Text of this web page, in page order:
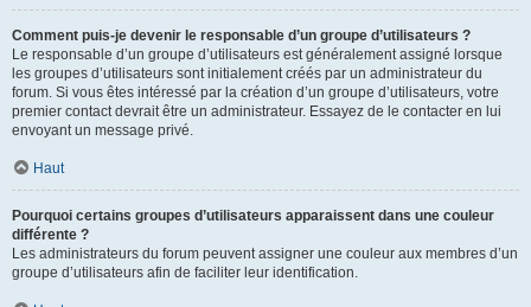
Comment puis-je devenir le responsable d’un groupe d’utilisateurs ?
Le responsable d’un groupe d’utilisateurs est généralement assigné lorsque
les groupes d’utilisateurs sont initialement créés par un administrateur du
forum. Si vous êtes intéressé par la création d’un groupe d’utilisateurs, votre
premier contact devrait être un administrateur. Essayez de le contacter en lui
envoyant un message privé.
Haut
Pourquoi certains groupes d’utilisateurs apparaissent dans une couleur
différente ?
Les administrateurs du forum peuvent assigner une couleur aux membres d’un
groupe d’utilisateurs afin de faciliter leur identification.